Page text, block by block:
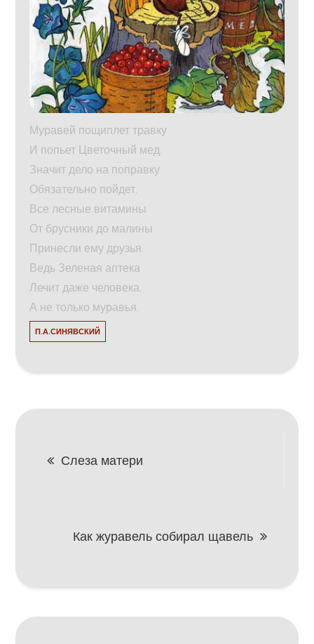
Муравей пощиплет травку
И попьет Цветочный мед.
Значит дело на поправку
Обязательно пойдет.
Все лесные витамины
От брусники до малины
Принесли ему друзья.
Ведь Зеленая аптека
Лечит даже человека,
А не только муравья.
П.А.СИНЯВСКИЙ
Навигация
записям
Слеза матери
Как журавель собирал щавель